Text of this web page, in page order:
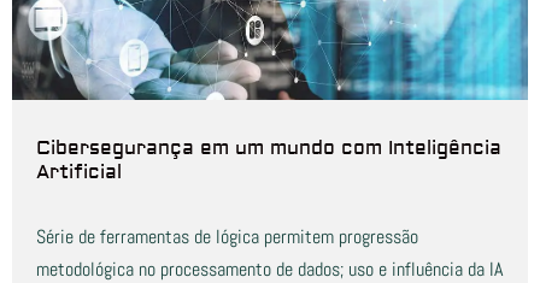
Cibersegurança em um mundo com Inteligência
Artificial
Série de ferramentas de lógica permitem progressão
metodológica no processamento de dados; uso e influência da IA